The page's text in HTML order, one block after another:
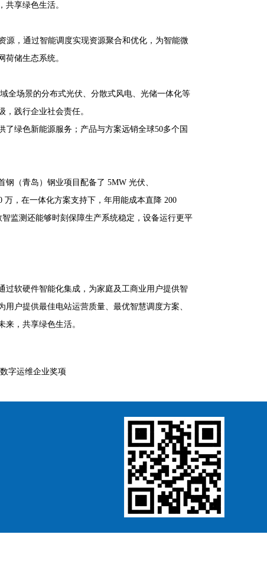
享绿色生活。
源，通过智能调度实现资源聚合和优化，为智能微
储生态系统。
全场景的分布式光伏、分散式风电、光储一体化等
践行企业社会责任。
了绿色新能源服务；产品与方案远销全球50多个国
（青岛）钢业项目配备了 5MW 光伏、
，在一体化方案支持下，年用能成本直降 200
监测还能够时刻保障生产系统稳定，设备运行更平
过软硬件智能化集成，为家庭及工商业用户提供智
户提供最佳电站运营质量、最优智慧调度方案、
，共享绿色生活。
字运维企业奖项